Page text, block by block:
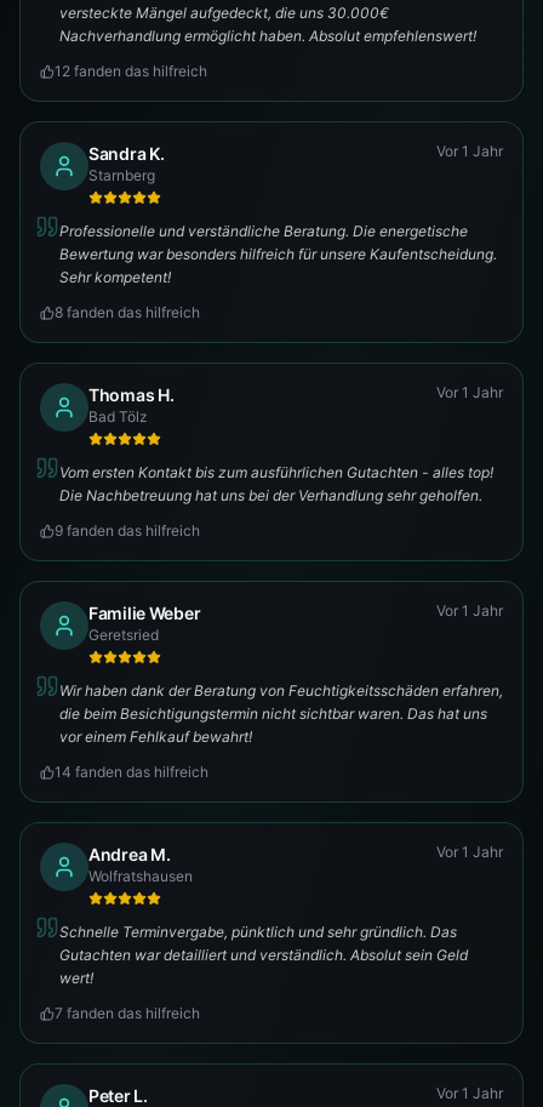
versteckte Mängel aufgedeckt, die uns 30.000€
Nachverhandlung ermöglicht haben. Absolut empfehlenswert!
12 fanden das hilfreich
Sandra K.
Starnberg
Vor 1 Jahr
Professionelle und verständliche Beratung. Die energetische
Bewertung war besonders hilfreich für unsere Kaufentscheidung.
Sehr kompetent!
8 fanden das hilfreich
Thomas H.
Bad Tölz
Vor 1 Jahr
Vom ersten Kontakt bis zum ausführlichen Gutachten - alles top!
Die Nachbetreuung hat uns bei der Verhandlung sehr geholfen.
9 fanden das hilfreich
Familie Weber
Geretsried
Vor 1 Jahr
Wir haben dank der Beratung von Feuchtigkeitsschäden erfahren,
die beim Besichtigungstermin nicht sichtbar waren. Das hat uns
vor einem Fehlkauf bewahrt!
14 fanden das hilfreich
Andrea M.
Wolfratshausen
Vor 1 Jahr
Schnelle Terminvergabe, pünktlich und sehr gründlich. Das
Gutachten war detailliert und verständlich. Absolut sein Geld
wert!
7 fanden das hilfreich
Peter L. Vor 1 Jahr